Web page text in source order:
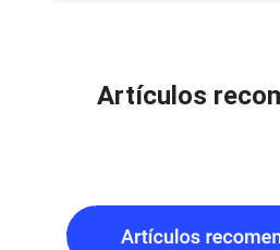
Artículos